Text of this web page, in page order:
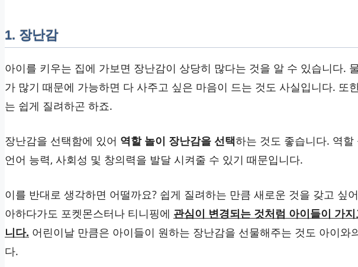
1. 장난감
아이를 키우는 집에 가보면 장난감이 상당히 많다는 것을 알 수 있습니다.
가 많기 때문에 가능하면 다 사주고 싶은 마음이 드는 것도 사실입니다. 또
는 쉽게 질려하곤 하죠.
장난감을 선택함에 있어 역할 놀이 장난감을 선택하는 것도 좋습니다. 역
언어 능력, 사회성 및 창의력을 발달 시켜줄 수 있기 때문입니다.
이를 반대로 생각하면 어떨까요? 쉽게 질려하는 만큼 새로운 것을 갖고 싶
아하다가도 포켓몬스터나 티니핑에 관심이 변경되는 것처럼 아이들이 가
니다. 어린이날 만큼은 아이들이 원하는 장난감을 선물해주는 것도 아이와
다.